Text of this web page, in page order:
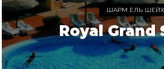
ШАРМ ЕЛЬ ШЕЙХ
Royal Grand